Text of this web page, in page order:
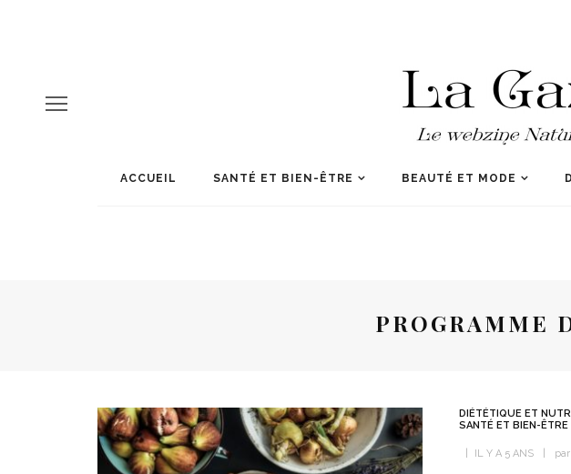
ACCUEIL SANTÉ ET BIEN-ÊTRE BEAUTÉ ET MODE
PROGRAMME
DIÉTÉTIQUE ET
SANTÉ ET BIEN-ÊTRE
IL Y A 5 ANS par